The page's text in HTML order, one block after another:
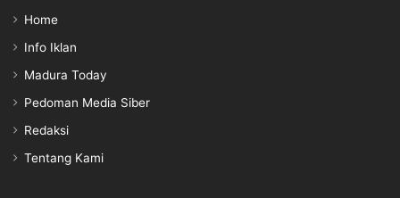
Home
Info Iklan
Madura Today
Pedoman Media Siber
Redaksi
Tentang Kami